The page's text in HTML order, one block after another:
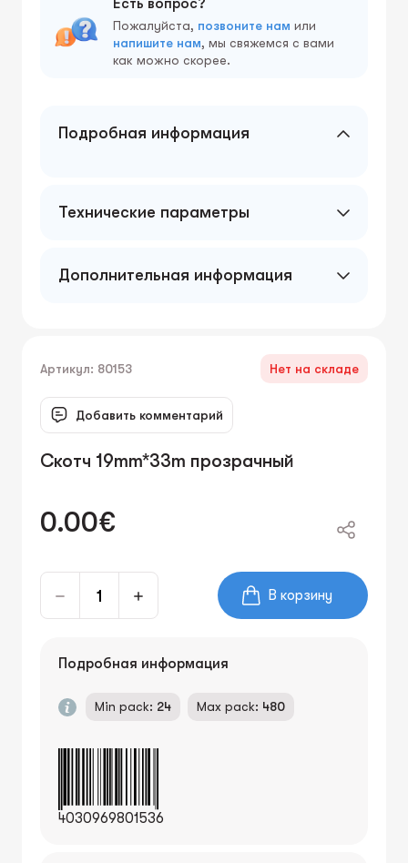
Есть вопрос?
Пожалуйста, позвоните нам или
напишите нам, мы свяжемся с вами
как можно скорее.
Подробная информация
Технические параметры
Дополнительная информация
Артикул: 80153 Нет на складе
Добавить комментарий
Скотч 19mm*33m прозрачный
0.00€
В корзину
Подробная информация
Min pack: 24 Max pack: 480
4030969801536